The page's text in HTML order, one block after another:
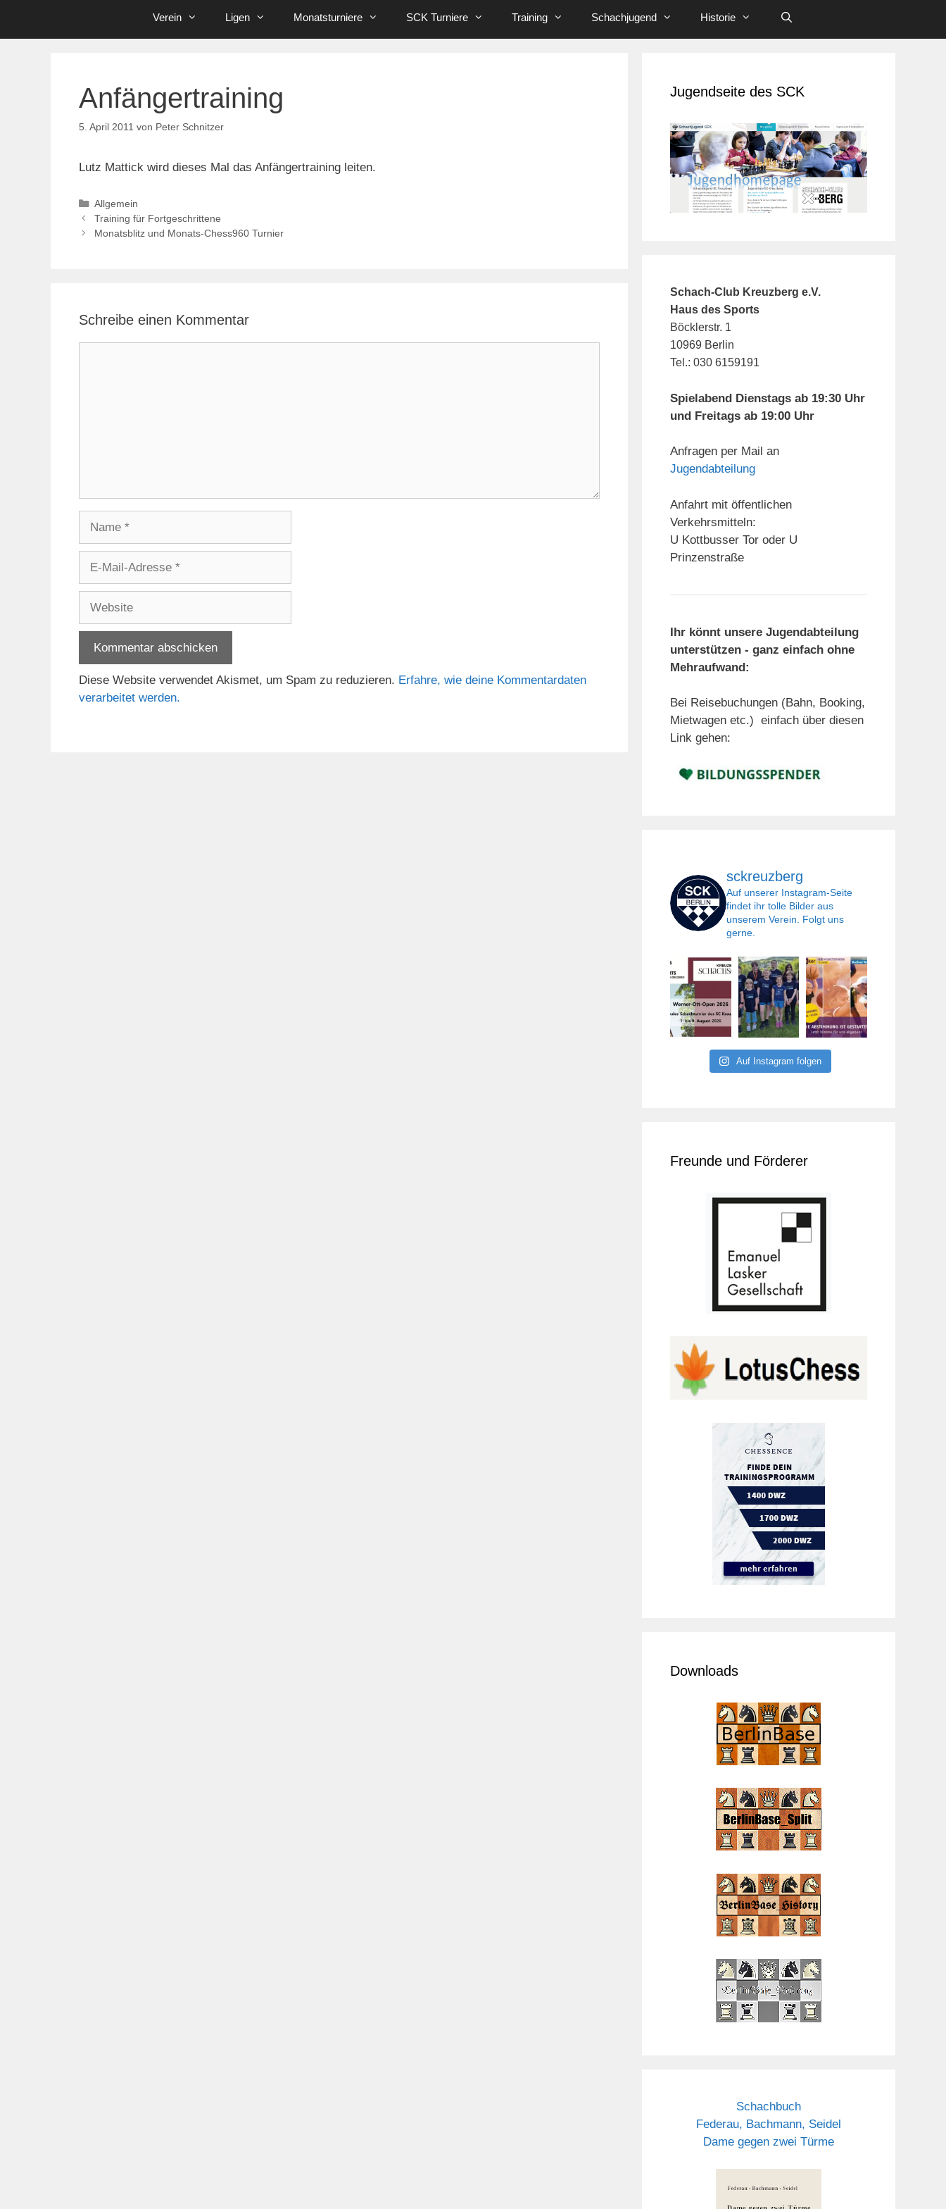
Verein Ligen Monatsturniere SCK Turniere Training Schachjugend Historie
Anfängertraining
5. April 2011 von Peter Schnitzer
Lutz Mattick wird dieses Mal das Anfängertraining leiten.
Kategorien
Allgemein
Training für Fortgeschrittene
Monatsblitz und Monats-Chess960 Turnier
Schreibe einen Kommentar
Adresse
Diese Website verwendet Akismet, um Spam zu reduzieren. Erfahre, wie deine Kommentardaten
verarbeitet werden.
Jugendseite des SCK
Schach-Club Kreuzberg e.V.
Haus des Sports
Böcklerstr. 1
10969 Berlin
Tel.: 030 6159191
Spielabend Dienstags ab 19:30 Uhr
und Freitags ab 19:00 Uhr
Anfragen per Mail an
Jugendabteilung
Anfahrt mit öffentlichen
Verkehrsmitteln:
U Kottbusser Tor oder U
Prinzenstraße
Ihr könnt unsere Jugendabteilung
unterstützen - ganz einfach ohne
Mehraufwand:
Bei Reisebuchungen (Bahn, Booking,
Mietwagen etc.) einfach über diesen
Link gehen:
sckreuzberg
Auf unserer Instagram-Seite
findet ihr tolle Bilder aus
unserem Verein. Folgt uns
gerne.
Auf Instagram folgen
Freunde und Förderer
Downloads
Schachbuch
Federau, Bachmann, Seidel
Dame gegen zwei Türme